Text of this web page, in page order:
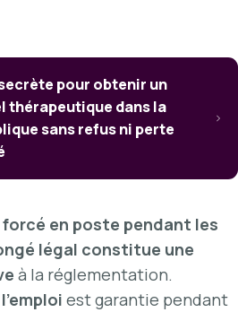
pour obtenir un
thérapeutique dans la
sans refus ni perte
en poste pendant les
légal constitue une
à la réglementation.
est garantie pendant